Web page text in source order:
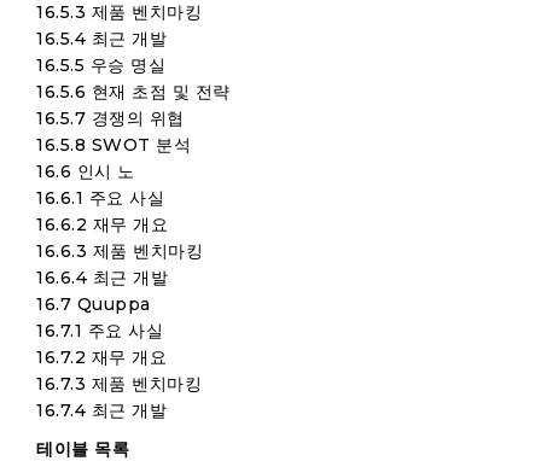
16.5.3 제품 벤치마킹
16.5.4 최근 개발
16.5.5 우승 명실
16.5.6 현재 초점 및 전략
16.5.7 경쟁의 위협
16.5.8 SWOT 분석
16.6 인시 노
16.6.1 주요 사실
16.6.2 재무 개요
16.6.3 제품 벤치마킹
16.6.4 최근 개발
16.7 Quuppa
16.7.1 주요 사실
16.7.2 재무 개요
16.7.3 제품 벤치마킹
16.7.4 최근 개발
테이블 목록